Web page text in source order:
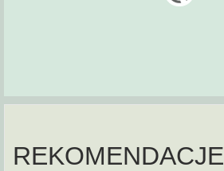
REKOMENDACJE